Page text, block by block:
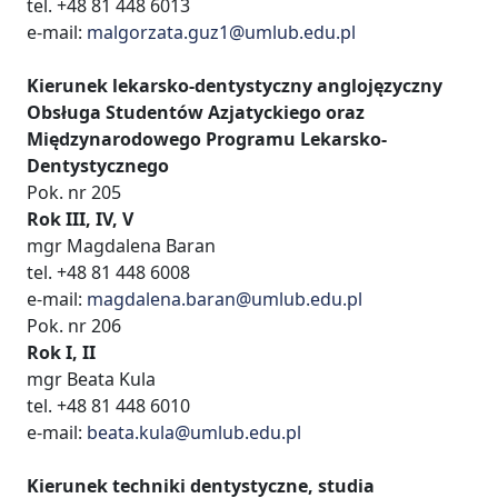
tel. +48 81 448 6013
e-mail: malgorzata.guz1@umlub.edu.pl
Kierunek lekarsko-dentystyczny anglojęzyczny
Obsługa Studentów Azjatyckiego oraz
Międzynarodowego Programu Lekarsko-
Dentystycznego
Pok. nr 205
Rok III, IV, V
mgr Magdalena Baran
tel. +48 81 448 6008
e-mail: magdalena.baran@umlub.edu.pl
Pok. nr 206
Rok I, II
mgr Beata Kula
tel. +48 81 448 6010
e-mail: beata.kula@umlub.edu.pl
Kierunek techniki dentystyczne, studia